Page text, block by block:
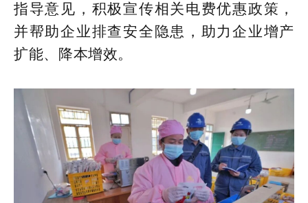
指导意见，积极宣传相关电费优惠政策，
并帮助企业排查安全隐患，助力企业增产
扩能、降本增效。